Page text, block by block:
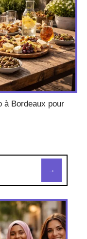
à Bordeaux pour